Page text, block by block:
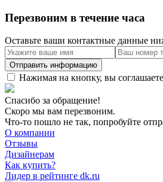
Перезвоним в течение часа
Оставьте ваши контактные данные
Нажимая на кнопку, вы
Спасибо за обращение!
Скоро мы вам перезвоним.
Что-то пошло не так, попробуйте
О компании
Отзывы
Дизайнерам
Как купить?
Лидер в рейтинге dk.ru